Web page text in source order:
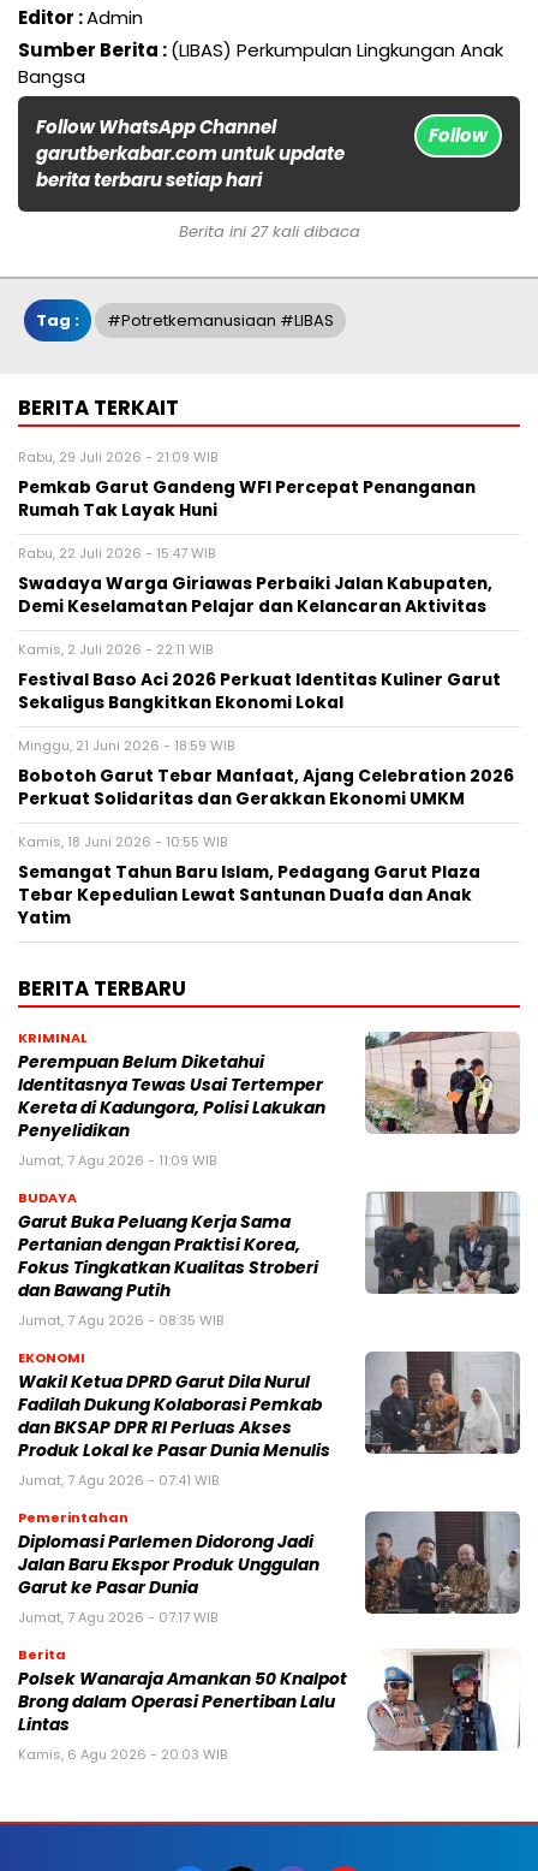
Editor :Admin
Sumber Berita :(LIBAS) Perkumpulan Lingkungan Anak
Bangsa
Follow WhatsApp Channel
garutberkabar.com untuk update
berita terbaru setiap hari
Follow
Berita ini 27 kali dibaca
Tag : #potretkemanusiaan #LIBAS
BERITA TERKAIT
Rabu, 29 Juli 2026 - 21:09 WIB
Pemkab Garut Gandeng WFI Percepat Penanganan
Rumah Tak Layak Huni
Rabu, 22 Juli 2026 - 15:47 WIB
Swadaya Warga Giriawas Perbaiki Jalan Kabupaten,
Demi Keselamatan Pelajar dan Kelancaran Aktivitas
Kamis, 2 Juli 2026 - 22:11 WIB
Festival Baso Aci 2026 Perkuat Identitas Kuliner Garut
Sekaligus Bangkitkan Ekonomi Lokal
Minggu, 21 Juni 2026 - 18:59 WIB
Bobotoh Garut Tebar Manfaat, Ajang Celebration 2026
Perkuat Solidaritas dan Gerakkan Ekonomi UMKM
Kamis, 18 Juni 2026 - 10:55 WIB
Semangat Tahun Baru Islam, Pedagang Garut Plaza
Tebar Kepedulian Lewat Santunan Duafa dan Anak
Yatim
BERITA TERBARU
KRIMINAL
Perempuan Belum Diketahui
Identitasnya Tewas Usai Tertemper
Kereta di Kadungora, Polisi Lakukan
Penyelidikan
Jumat, 7 Agu 2026 - 11:09 WIB
BUDAYA
Garut Buka Peluang Kerja Sama
Pertanian dengan Praktisi Korea,
Fokus Tingkatkan Kualitas Stroberi
dan Bawang Putih
Jumat, 7 Agu 2026 - 08:35 WIB
EKONOMI
Wakil Ketua DPRD Garut Dila Nurul
Fadilah Dukung Kolaborasi Pemkab
dan BKSAP DPR RI Perluas Akses
Produk Lokal ke Pasar Dunia Menulis
Jumat, 7 Agu 2026 - 07:41 WIB
Pemerintahan
Diplomasi Parlemen Didorong Jadi
Jalan Baru Ekspor Produk Unggulan
Garut ke Pasar Dunia
Jumat, 7 Agu 2026 - 07:17 WIB
Berita
Polsek Wanaraja Amankan 50 Knalpot
Brong dalam Operasi Penertiban Lalu
Lintas
Kamis, 6 Agu 2026 - 20:03 WIB